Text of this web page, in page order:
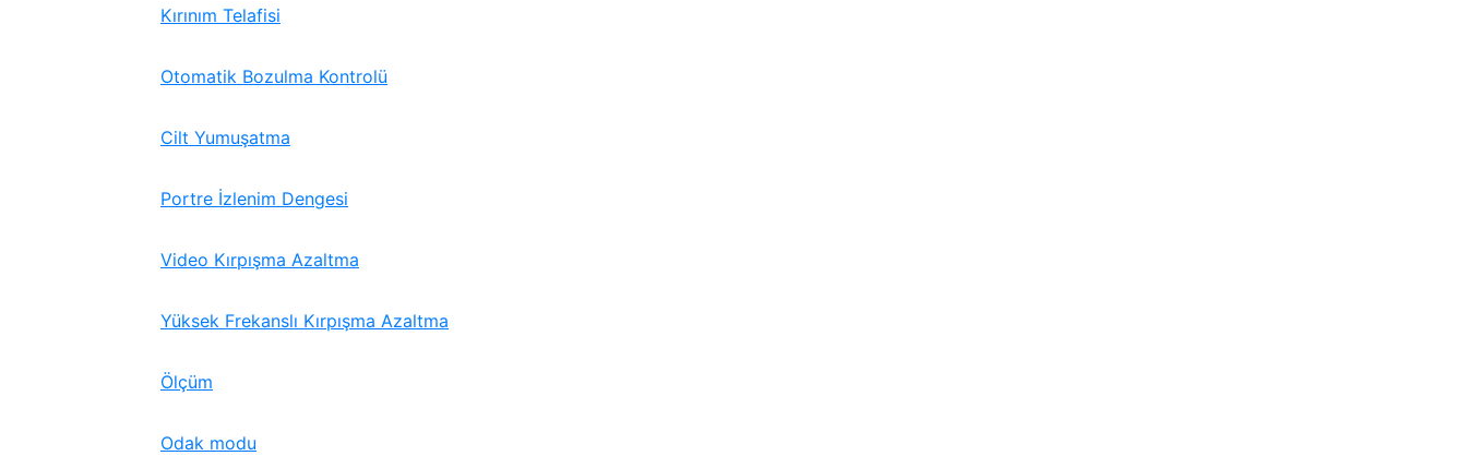
Kırınım Telafisi
Otomatik Bozulma Kontrolü
Cilt Yumuşatma
Portre İzlenim Dengesi
Video Kırpışma Azaltma
Yüksek Frekanslı Kırpışma Azaltma
Ölçüm
Odak modu